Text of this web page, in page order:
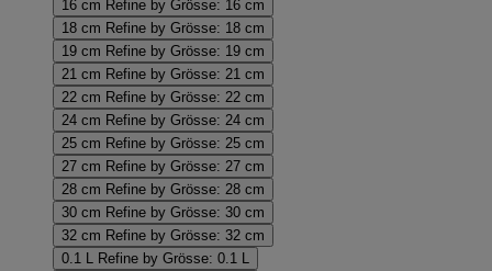
16 cm Refine by Grösse: 16 cm
18 cm Refine by Grösse: 18 cm
19 cm Refine by Grösse: 19 cm
21 cm Refine by Grösse: 21 cm
22 cm Refine by Grösse: 22 cm
24 cm Refine by Grösse: 24 cm
25 cm Refine by Grösse: 25 cm
27 cm Refine by Grösse: 27 cm
28 cm Refine by Grösse: 28 cm
30 cm Refine by Grösse: 30 cm
32 cm Refine by Grösse: 32 cm
0.1 L
Refine by Grösse: 0.1 L